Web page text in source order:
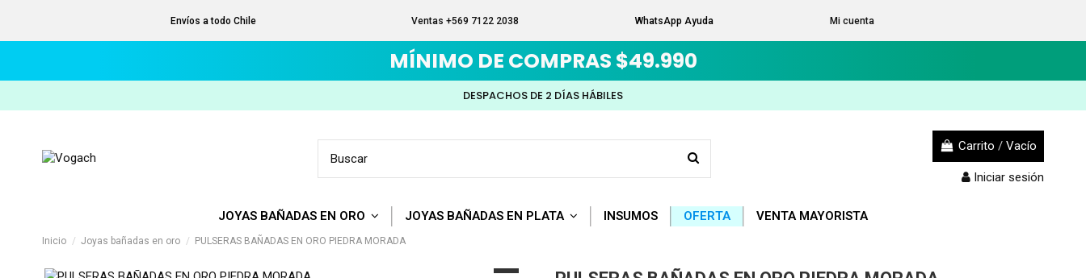
Envíos a todo Chile Ventas +569 7122 2038 WhatsApp Ayuda Mi cuenta
MÍNIMO DE COMPRAS $49.990
DESPACHOS DE 2 DÍAS HÁBILES
Carrito / Vacío
Iniciar sesión
JOYAS BAÑADAS EN ORO JOYAS BAÑADAS EN PLATA INSUMOS OFERTA VENTA MAYORISTA
Inicio Joyas bañadas en oro PULSERAS BAÑADAS EN ORO PIEDRA MORADA